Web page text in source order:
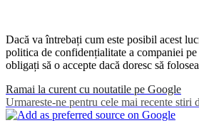
Dacă va întrebați cum este posibil acest
politica de confidențialitate a companiei
obligați să o accepte dacă doresc să
Ramai la curent cu noutatile pe Google
Urmareste-ne pentru cele mai recente stiri